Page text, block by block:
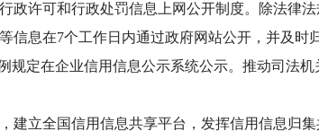
许可和行政处罚信息上网公开制度。除法律法
息在7个工作日内通过政府网站公开，并及时
定在企业信用信息公示系统公示。推动司法机
立全国信用信息共享平台，发挥信用信息归集